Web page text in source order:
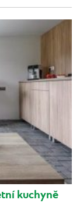
kuchyně